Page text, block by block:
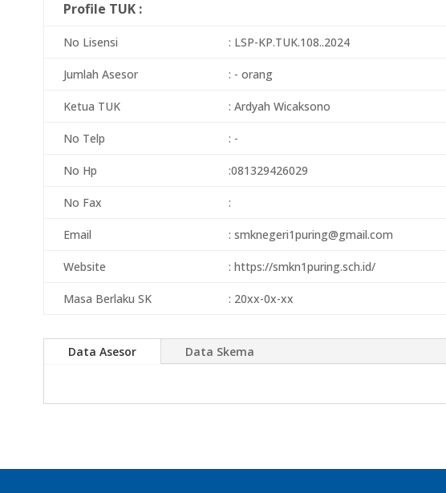
Profile TUK :
No Lisensi : LSP-KP.TUK.108..2024
Jumlah Asesor : - orang
Ketua TUK : Ardyah Wicaksono
No Telp : -
No Hp :081329426029
No Fax :
Email : smknegeri1puring@gmail.com
Website : https://smkn1puring.sch.id/
Masa Berlaku SK : 20xx-0x-xx
Data Asesor Data Skema